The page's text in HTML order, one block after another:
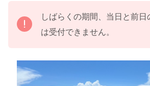
しばらくの期間、当日と前
は受付できません。